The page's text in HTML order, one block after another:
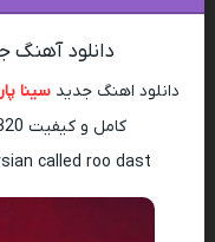
دانلود آهنگ
دانلود اهنگ جدیدسینا
کامل و کیفیت 320 و 128 از رسانه ی
called roo dast